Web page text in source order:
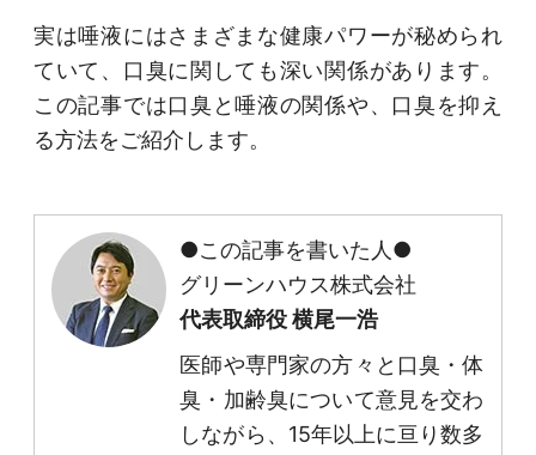
実は唾液にはさまざまな健康パワーが秘められ
ていて、口臭に関しても深い関係があります。
この記事では口臭と唾液の関係や、口臭を抑え
る方法をご紹介します。
●この記事を書いた人●
グリーンハウス株式会社
代表取締役 横尾一浩
医師や専門家の方々と口臭・体
臭・加齢臭について意見を交わ
しながら、15年以上に亘り数多